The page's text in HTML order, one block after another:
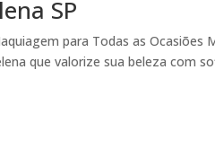
SP
para Todas as Ocasiões
que valorize sua beleza com